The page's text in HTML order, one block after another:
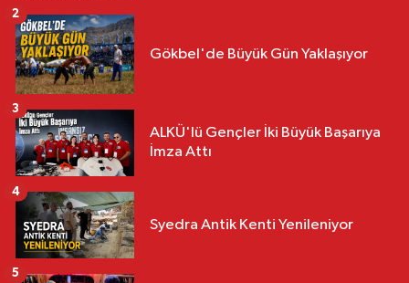
Gökbel'de Büyük Gün Yaklaşıyor
2
ALKÜ'lü Gençler İki Büyük Başarıya
İmza Attı
3
Syedra Antik Kenti Yenileniyor
4
5